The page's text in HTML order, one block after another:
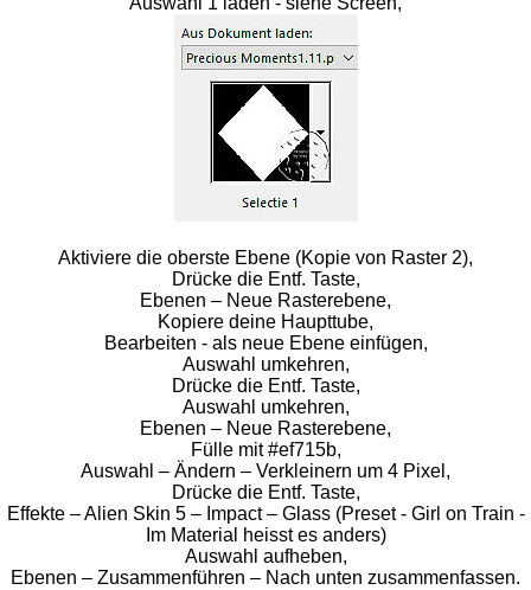
Aktiviere die oberste Ebene (Kopie von Raster 2),
Drücke die Entf. Taste,
Ebenen – Neue Rasterebene,
Kopiere deine Haupttube,
Bearbeiten - als neue Ebene einfügen,
Auswahl umkehren,
Drücke die Entf. Taste,
Auswahl umkehren,
Ebenen – Neue Rasterebene,
Fülle mit #ef715b,
Auswahl – Ändern – Verkleinern um 4 Pixel,
Drücke die Entf. Taste,
Effekte – Alien Skin 5 – Impact – Glass (Preset - Girl on Train -
Im Material heisst es anders)
Auswahl aufheben,
Ebenen – Zusammenführen – Nach unten zusammenfassen.